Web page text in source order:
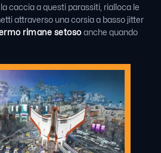
caccia a questi parassiti, rialloca le
attraverso una corsia a basso jitter
rimane setosoanche quando